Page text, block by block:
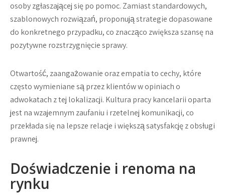
osoby zgłaszającej się po pomoc. Zamiast standardowych,
szablonowych rozwiązań, proponują strategie dopasowane
do konkretnego przypadku, co znacząco zwiększa szansę na
pozytywne rozstrzygnięcie sprawy.
Otwartość, zaangażowanie oraz empatia to cechy, które
często wymieniane są przez klientów w opiniach o
adwokatach z tej lokalizacji. Kultura pracy kancelarii oparta
jest na wzajemnym zaufaniu i rzetelnej komunikacji, co
przekłada się na lepsze relacje i większą satysfakcję z obsługi
prawnej.
Doświadczenie i renoma na
rynku